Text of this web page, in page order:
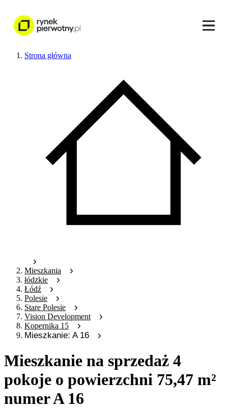
Strona główna
Mieszkania
łódzkie
Łódź
Polesie
Stare Polesie
Vision Development
Kopernika 15
Mieszkanie: A 16
Mieszkanie na sprzedaż 4
pokoje o powierzchni 75,47 m²
numer A 16